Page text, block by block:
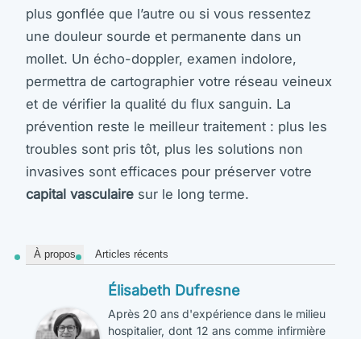
plus gonflée que l’autre ou si vous ressentez
une douleur sourde et permanente dans un
mollet. Un écho-doppler, examen indolore,
permettra de cartographier votre réseau veineux
et de vérifier la qualité du flux sanguin. La
prévention reste le meilleur traitement : plus les
troubles sont pris tôt, plus les solutions non
invasives sont efficaces pour préserver votre
capital vasculaire sur le long terme.
À propos Articles récents
Élisabeth Dufresne
Après 20 ans d'expérience dans le milieu
hospitalier, dont 12 ans comme infirmière